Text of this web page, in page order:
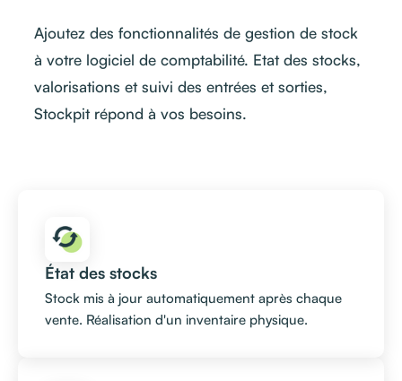
Ajoutez des fonctionnalités de gestion de stock
à votre logiciel de comptabilité. Etat des stocks,
valorisations et suivi des entrées et sorties,
Stockpit répond à vos besoins.
État des stocks
Stock mis à jour automatiquement après chaque
vente. Réalisation d'un inventaire physique.